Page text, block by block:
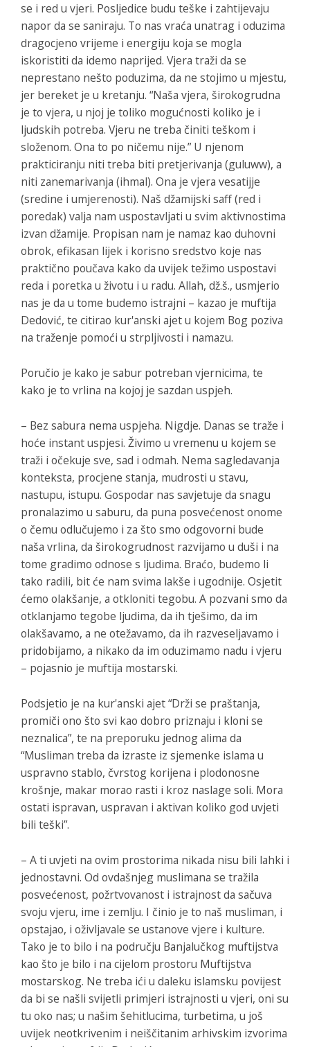
se i red u vjeri. Posljedice budu teške i zahtijevaju
napor da se saniraju. To nas vraća unatrag i oduzima
dragocjeno vrijeme i energiju koja se mogla
iskoristiti da idemo naprijed. Vjera traži da se
neprestano nešto poduzima, da ne stojimo u mjestu,
jer bereket je u kretanju. “Naša vjera, širokogrudna
je to vjera, u njoj je toliko mogućnosti koliko je i
ljudskih potreba. Vjeru ne treba činiti teškom i
složenom. Ona to po ničemu nije.” U njenom
prakticiranju niti treba biti pretjerivanja (guluww), a
niti zanemarivanja (ihmal). Ona je vjera vesatijje
(sredine i umjerenosti). Naš džamijski saff (red i
poredak) valja nam uspostavljati u svim aktivnostima
izvan džamije. Propisan nam je namaz kao duhovni
obrok, efikasan lijek i korisno sredstvo koje nas
praktično poučava kako da uvijek težimo uspostavi
reda i poretka u životu i u radu. Allah, dž.š., usmjerio
nas je da u tome budemo istrajni – kazao je muftija
Dedović, te citirao kur'anski ajet u kojem Bog poziva
na traženje pomoći u strpljivosti i namazu.
Poručio je kako je sabur potreban vjernicima, te
kako je to vrlina na kojoj je sazdan uspjeh.
– Bez sabura nema uspjeha. Nigdje. Danas se traže i
hoće instant uspjesi. Živimo u vremenu u kojem se
traži i očekuje sve, sad i odmah. Nema sagledavanja
konteksta, procjene stanja, mudrosti u stavu,
nastupu, istupu. Gospodar nas savjetuje da snagu
pronalazimo u saburu, da puna posvećenost onome
o čemu odlučujemo i za što smo odgovorni bude
naša vrlina, da širokogrudnost razvijamo u duši i na
tome gradimo odnose s ljudima. Braćo, budemo li
tako radili, bit će nam svima lakše i ugodnije. Osjetit
ćemo olakšanje, a otkloniti tegobu. A pozvani smo da
otklanjamo tegobe ljudima, da ih tješimo, da im
olakšavamo, a ne otežavamo, da ih razveseljavamo i
pridobijamo, a nikako da im oduzimamo nadu i vjeru
– pojasnio je muftija mostarski.
Podsjetio je na kur'anski ajet “Drži se praštanja,
promiči ono što svi kao dobro priznaju i kloni se
neznalica”, te na preporuku jednog alima da
“Musliman treba da izraste iz sjemenke islama u
uspravno stablo, čvrstog korijena i plodonosne
krošnje, makar morao rasti i kroz naslage soli. Mora
ostati ispravan, uspravan i aktivan koliko god uvjeti
bili teški”.
– A ti uvjeti na ovim prostorima nikada nisu bili lahki i
jednostavni. Od ovdašnjeg muslimana se tražila
posvećenost, požrtvovanost i istrajnost da sačuva
svoju vjeru, ime i zemlju. I činio je to naš musliman, i
opstajao, i oživljavale se ustanove vjere i kulture.
Tako je to bilo i na području Banjalučkog muftijstva
kao što je bilo i na cijelom prostoru Muftijstva
mostarskog. Ne treba ići u daleku islamsku povijest
da bi se našli svijetli primjeri istrajnosti u vjeri, oni su
tu oko nas; u našim šehitlucima, turbetima, u još
uvijek neotkrivenim i neiščitanim arhivskim izvorima